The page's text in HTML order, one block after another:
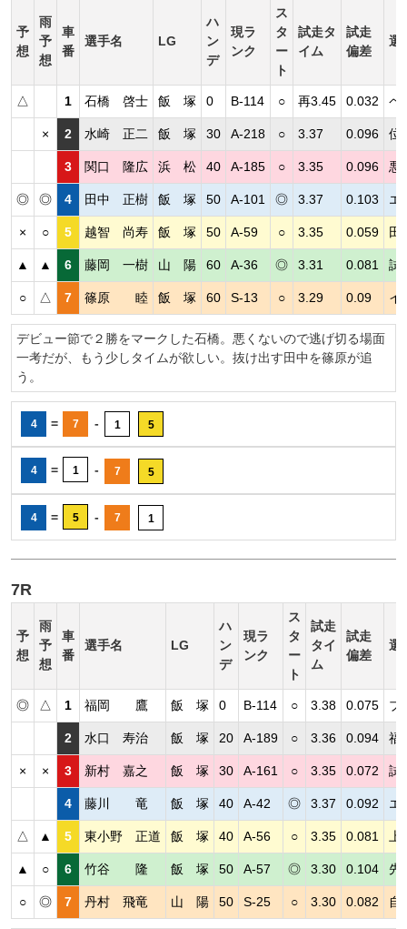
予
想
雨
予
想
車
番
選手名 LG
ハ
ン
デ
現ラ
ンク
ス
タ
ー
ト
試走タ
イム
試走
偏差
選
△ 1 石橋 啓士 飯 塚 0 B-114 ○ 再3.45 0.032 ペ
× 2 水崎 正二 飯 塚 30 A-218 ○ 3.37 0.096 位
3 関口 隆広 浜 松 40 A-185 ○ 3.35 0.096 悪
◎ ◎ 4 田中 正樹 飯 塚 50 A-101 ◎ 3.37 0.103 エ
× ○ 5 越智 尚寿 飯 塚 50 A-59 ○ 3.35 0.059 田
▲ ▲ 6 藤岡 一樹 山 陽 60 A-36 ◎ 3.31 0.081 試
○ △ 7 篠原 睦 飯 塚 60 S-13 ○ 3.29 0.09 イ
デビュー節で２勝をマークした石橋。悪くないので逃げ切る場面
一考だが、もう少しタイムが欲しい。抜け出す田中を篠原が追
う。
4 = 7 - 1 5
4 = 1 - 7 5
4 = 5 - 7 1
7R
予
想
雨
予
想
車
番
選手名 LG
ハ
ン
デ
現ラ
ンク
ス
タ
ー
ト
試走
タイ
ム
試走
偏差
選
◎ △ 1 福岡 鷹 飯 塚 0 B-114 ○ 3.38 0.075 ブ
2 水口 寿治 飯 塚 20 A-189 ○ 3.36 0.094 福
× × 3 新村 嘉之 飯 塚 30 A-161 ○ 3.35 0.072 試
4 藤川 竜 飯 塚 40 A-42 ◎ 3.37 0.092 エ
△ ▲ 5 東小野 正道 飯 塚 40 A-56 ○ 3.35 0.081
▲ ○ 6 竹谷 隆 飯 塚 50 A-57 ◎ 3.30 0.104 先
○ ◎ 7 丹村 飛竜 山 陽 50 S-25 ○ 3.30 0.082 自